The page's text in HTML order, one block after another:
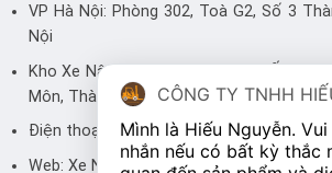
VP Hà Nội: Phòng 302, Toà G2, Số 3
Nội
Kho Xe Nâng: 94 Trần Văn Mười, Ấp 3,
Môn, Thành phố Hồ Chí Minh
Điện thoại: 0983 446 248 - 0905 700 499
Web: Xe Nâng
CÔNG TY TNHH
Mình là Hiếu Nguyễn.
nhắn nếu có bất kỳ thắc